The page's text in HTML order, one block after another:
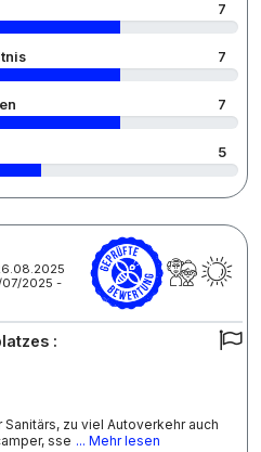
7
7
7
5
2025 -
:
zu viel Autoverkehr auch
sse ... Mehr lesen